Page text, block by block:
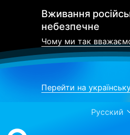
Вживання
небезпечне
Чому ми так
Перейти на
Русский
Work.ua